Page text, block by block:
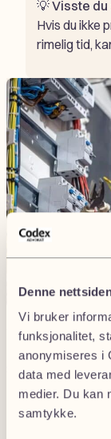
Denne
Vi bruker
funksjonalitet,
anonymiseres i
data med
medier. Du kan
samtykke.
💡Visste du
Hvis du ikke
rimelig tid,
Trenger du
Send oss en
2